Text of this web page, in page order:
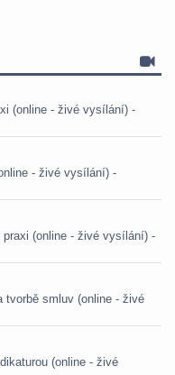
(online - živé vysílání) -
- živé vysílání) -
(online - živé vysílání) -
tvorbě smluv (online - živé
(online - živé